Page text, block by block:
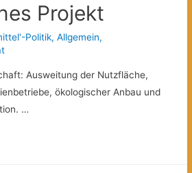
Projekt
Politik,Allgemein,
Ausweitung der Nutzfläche,
ökologischer Anbau und
…